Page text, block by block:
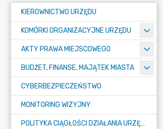
KIEROWNICTWO URZĘDU
KOMÓRKI ORGANIZACYJNE URZĘDU
AKTY PRAWA MIEJSCOWEGO
BUDŻET, FINANSE, MAJĄTEK MIASTA
CYBERBEZPIECZEŃSTWO
MONITORING WIZYJNY
POLITYKA CIĄGŁOŚCI DZIAŁANIA URZĘDU MIASTA ŻORY